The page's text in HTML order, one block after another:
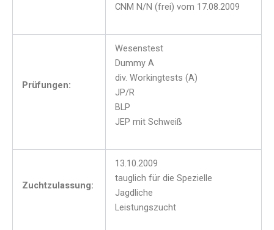
CNM N/N (frei) vom 17.08.2009
Prüfungen:
Wesenstest
Dummy A
div. Workingtests (A)
JP/R
BLP
JEP mit Schweiß
Zuchtzulassung:
13.10.2009
tauglich für die Spezielle
Jagdliche
Leistungszucht